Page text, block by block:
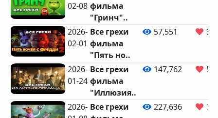
02-08 фильма
"Гринч"..
2026-
02-01
Все грехи
фильма
"Пять но..
57,551
2026-
01-24
Все грехи
фильма
"Иллюзия..
147,762
2026- Все грехи
227,636